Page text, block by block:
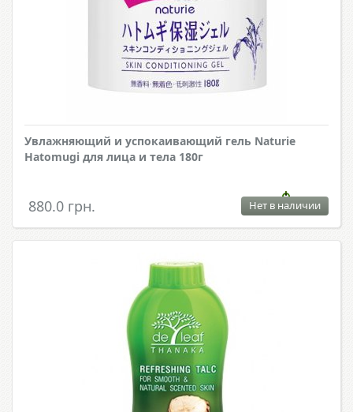
Увлажняющий и успокаивающий гель Naturie
Hatomugi для лица и тела 180г
880.0 грн. Нет в наличии